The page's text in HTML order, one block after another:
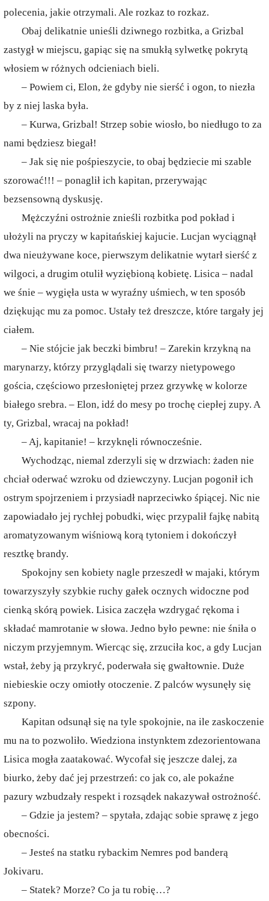
polecenia, jakie otrzymali. Ale rozkaz to rozkaz.
Obaj delikatnie unieśli dziwnego rozbitka, a Grizbal
zastygł w miejscu, gapiąc się na smukłą sylwetkę pokrytą
włosiem w różnych odcieniach bieli.
– Powiem ci, Elon, że gdyby nie sierść i ogon, to niezła
by z niej laska była.
– Kurwa, Grizbal! Strzep sobie wiosło, bo niedługo to za
nami będziesz biegał!
– Jak się nie pośpieszycie, to obaj będziecie mi szable
szorować!!! – ponaglił ich kapitan, przerywając
bezsensowną dyskusję.
Mężczyźni ostrożnie znieśli rozbitka pod pokład i
ułożyli na pryczy w kapitańskiej kajucie. Lucjan wyciągnął
dwa nieużywane koce, pierwszym delikatnie wytarł sierść z
wilgoci, a drugim otulił wyziębioną kobietę. Lisica – nadal
we śnie – wygięła usta w wyraźny uśmiech, w ten sposób
dziękując mu za pomoc. Ustały też dreszcze, które targały jej
ciałem.
– Nie stójcie jak beczki bimbru! – Zarekin krzykną na
marynarzy, którzy przyglądali się twarzy nietypowego
gościa, częściowo przesłoniętej przez grzywkę w kolorze
białego srebra. – Elon, idź do mesy po trochę ciepłej zupy. A
ty, Grizbal, wracaj na pokład!
– Aj, kapitanie! – krzyknęli równocześnie.
Wychodząc, niemal zderzyli się w drzwiach: żaden nie
chciał oderwać wzroku od dziewczyny. Lucjan pogonił ich
ostrym spojrzeniem i przysiadł naprzeciwko śpiącej. Nic nie
zapowiadało jej rychłej pobudki, więc przypalił fajkę nabitą
aromatyzowanym wiśniową korą tytoniem i dokończył
resztkę brandy.
Spokojny sen kobiety nagle przeszedł w majaki, którym
towarzyszyły szybkie ruchy gałek ocznych widoczne pod
cienką skórą powiek. Lisica zaczęła wzdrygać rękoma i
składać mamrotanie w słowa. Jedno było pewne: nie śniła o
niczym przyjemnym. Wiercąc się, zrzuciła koc, a gdy Lucjan
wstał, żeby ją przykryć, poderwała się gwałtownie. Duże
niebieskie oczy omiotły otoczenie. Z palców wysunęły się
szpony.
Kapitan odsunął się na tyle spokojnie, na ile zaskoczenie
mu na to pozwoliło. Wiedziona instynktem zdezorientowana
Lisica mogła zaatakować. Wycofał się jeszcze dalej, za
biurko, żeby dać jej przestrzeń: co jak co, ale pokaźne
pazury wzbudzały respekt i rozsądek nakazywał ostrożność.
– Gdzie ja jestem? – spytała, zdając sobie sprawę z jego
obecności.
– Jesteś na statku rybackim Nemres pod banderą
Jokivaru.
– Statek? Morze? Co ja tu robię…?